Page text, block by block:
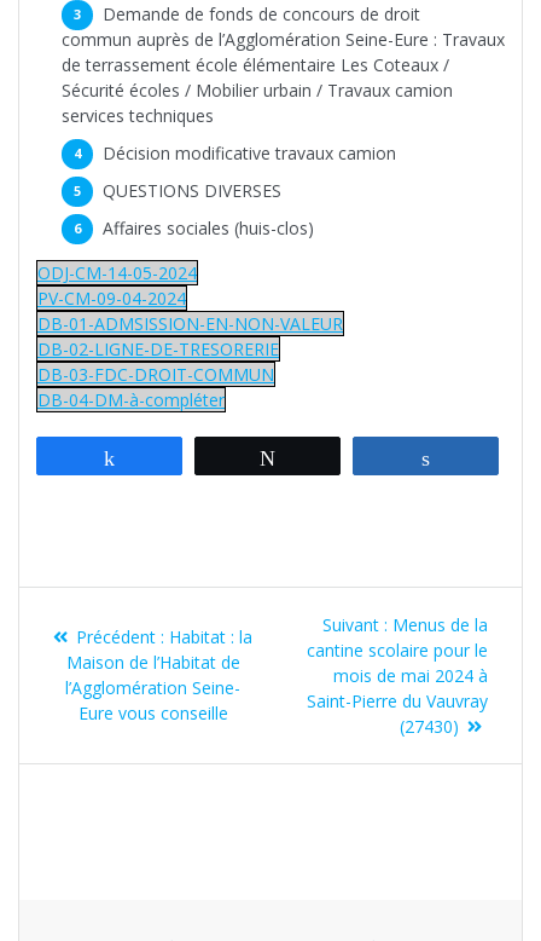
Demande de fonds de concours de droit
commun auprès de l’Agglomération Seine-Eure : Travaux
de terrassement école élémentaire Les Coteaux /
Sécurité écoles / Mobilier urbain / Travaux camion
services techniques
Décision modificative travaux camion
QUESTIONS DIVERSES
Affaires sociales (huis-clos)
ODJ-CM-14-05-2024
PV-CM-09-04-2024
DB-01-ADMSISSION-EN-NON-VALEUR
DB-02-LIGNE-DE-TRESORERIE
DB-03-FDC-DROIT-COMMUN
DB-04-DM-à-compléter
l’article
Précédent : Article
précédent
:
Habitat : la
Maison de l’Habitat de
l’Agglomération Seine-
Eure vous conseille
Suivant : Article
suivant
:
Menus de la
cantine scolaire pour le
mois de mai 2024 à
Saint-Pierre du Vauvray
(27430)